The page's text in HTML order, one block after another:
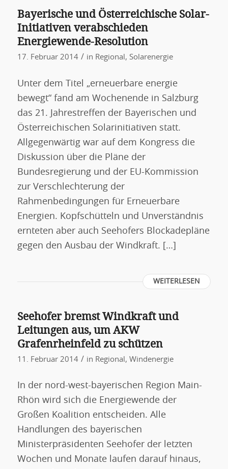
Bayerische und Österreichische Solar-
Initiativen verabschieden
Energiewende-Resolution
17. Februar 2014 / in Regional , Solarenergie
Unter dem Titel „erneuerbare energie
bewegt“ fand am Wochenende in Salzburg
das 21. Jahrestreffen der Bayerischen und
Österreichischen Solarinitiativen statt.
Allgegenwärtig war auf dem Kongress die
Diskussion über die Pläne der
Bundesregierung und der EU-Kommission
zur Verschlechterung der
Rahmenbedingungen für Erneuerbare
Energien. Kopfschütteln und Unverständnis
ernteten aber auch Seehofers Blockadepläne
gegen den Ausbau der Windkraft. […]
WEITERLESEN
Seehofer bremst Windkraft und
Leitungen aus, um AKW
Grafenrheinfeld zu schützen
11. Februar 2014 / in Regional , Windenergie
In der nord-west-bayerischen Region Main-
Rhön wird sich die Energiewende der
Großen Koalition entscheiden. Alle
Handlungen des bayerischen
Ministerpräsidenten Seehofer der letzten
Wochen und Monate laufen darauf hinaus,